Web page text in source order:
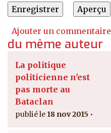
Ajouter un commentaire
du même auteur
La politique
politicienne n'est
pas morte au
Bataclan
18 nov 2015